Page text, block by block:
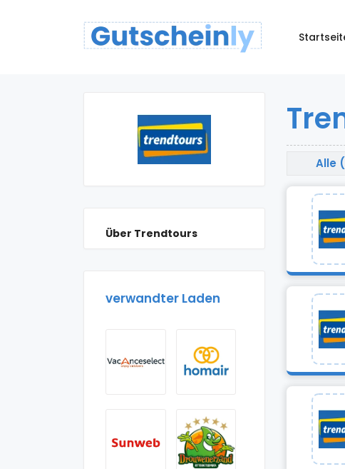
Über Trendtours
verwandter Laden
Alle